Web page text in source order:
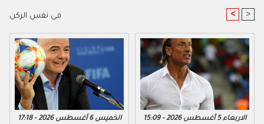
في نفس الركن < >
الخميس 6 أغسطس 2026 - 17:18 الاربعاء 5 أغسطس 2026 - 15:09